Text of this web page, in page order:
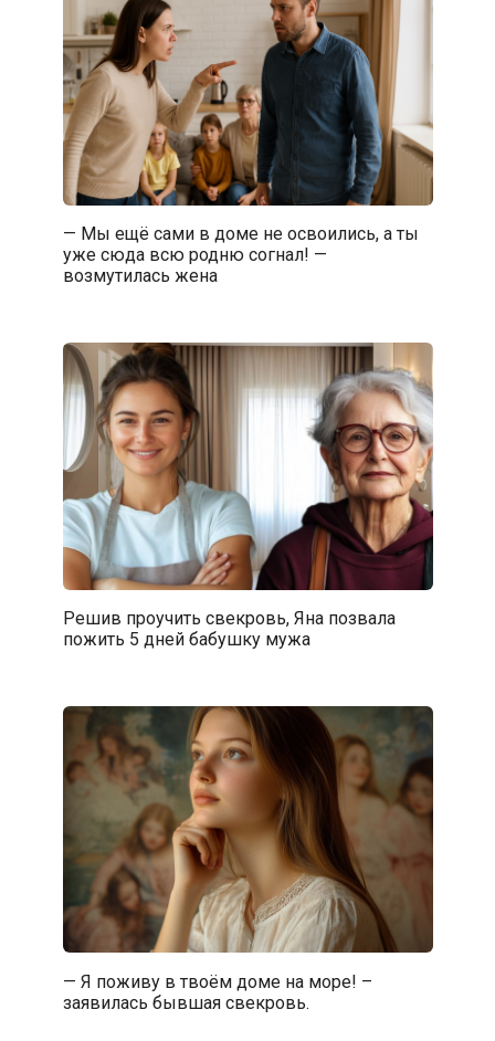
— Мы ещё сами в доме не освоились, а ты
уже сюда всю родню согнал! —
возмутилась жена
Решив проучить свекровь, Яна позвала
пожить 5 дней бабушку мужа
— Я поживу в твоём доме на море! –
заявилась бывшая свекровь.